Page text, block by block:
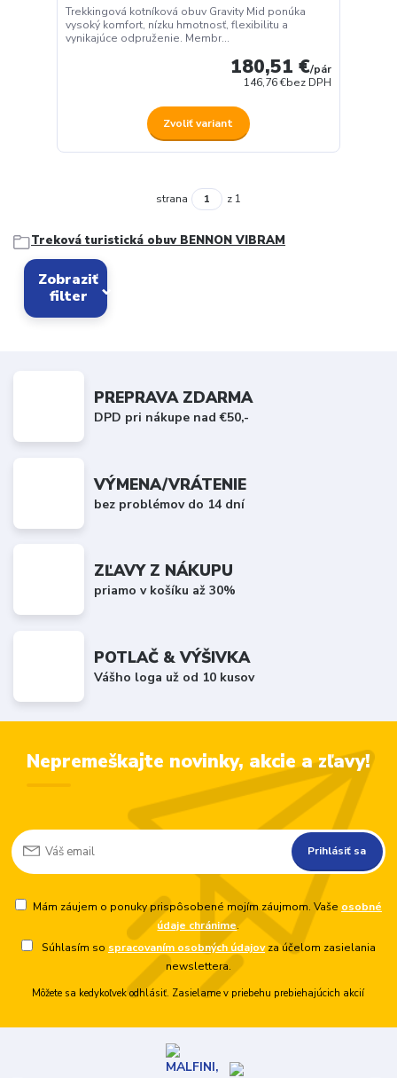
Trekkingová kotníková obuv Gravity Mid ponúka
vysoký komfort, nízku hmotnosť, flexibilitu a
vynikajúce odpruženie. Membr...
180,51 €/pár
146,76 €bez DPH
Zvoliť variant
strana z 1
Treková turistická obuv BENNON VIBRAM
Zobraziť
filter
PREPRAVA ZDARMA
DPD pri nákupe nad €50,-
VÝMENA/VRÁTENIE
bez problémov do 14 dní
ZĽAVY Z NÁKUPU
priamo v košíku až 30%
POTLAČ & VÝŠIVKA
Vášho loga už od 10 kusov
Nepremeškajte novinky, akcie a zľavy!
Prihlásiť sa
Mám záujem o ponuky prispôsobené mojím záujmom. Vaše osobné
údaje chránime.
Súhlasím so spracovaním osobných údajovza účelom zasielania
newslettera.
Môžete sa kedykoľvek odhlásiť. Zasielame v priebehu prebiehajúcich akcií